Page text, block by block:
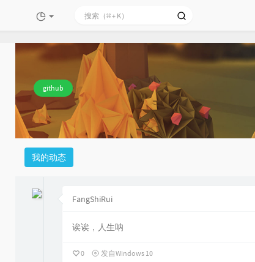
github
我的动态
FangShiRui
诶诶，人生呐
0 发自Windows 10